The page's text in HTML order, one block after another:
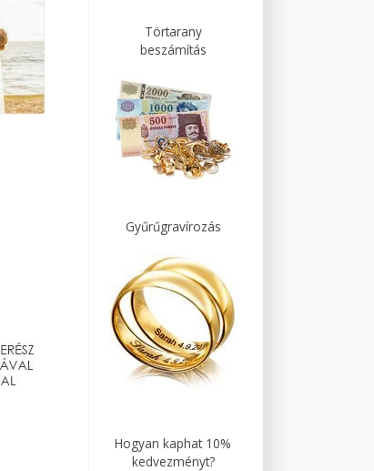
Törtarany
beszámítás
Gyűrűgravírozás
Hogyan kaphat 10%
kedvezményt?